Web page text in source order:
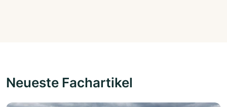
Neueste Fachartikel